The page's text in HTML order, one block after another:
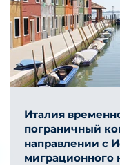
Италия
пограничный
направлении с
миграционного